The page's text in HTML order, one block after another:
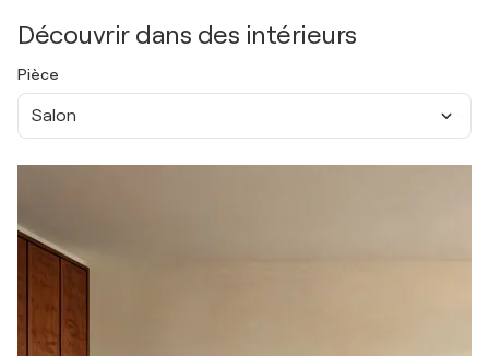
Découvrir dans des intérieurs
Pièce
Salon